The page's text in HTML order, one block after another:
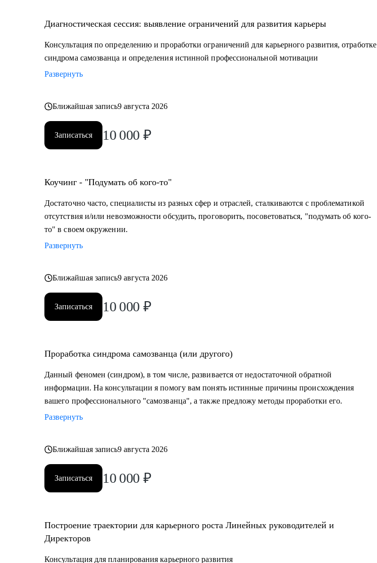
Диагностическая сессия: выявление ограничений для развития карьеры
Консультация по определению и проработки ограничений для карьерного развития, отработке
синдрома самозванца и определения истинной профессиональной мотивации
Развернуть
Ближайшая запись9 августа 2026
Записаться 10 000 ₽
Коучинг - "Подумать об кого-то"
Достаточно часто, специалисты из разных сфер и отраслей, сталкиваются с проблематикой
отсутствия и/или невозможности обсудить, проговорить, посоветоваться, "подумать об кого-
то" в своем окружении.
Развернуть
Ближайшая запись9 августа 2026
Записаться 10 000 ₽
Проработка синдрома самозванца (или другого)
Данный феномен (синдром), в том числе, развивается от недостаточной обратной
информации. На консультации я помогу вам понять истинные причины происхождения
вашего профессионального "самозванца", а также предложу методы проработки его.
Развернуть
Ближайшая запись9 августа 2026
Записаться 10 000 ₽
Построение траектории для карьерного роста Линейных руководителей и
Директоров
Консультация для планирования карьерного развития